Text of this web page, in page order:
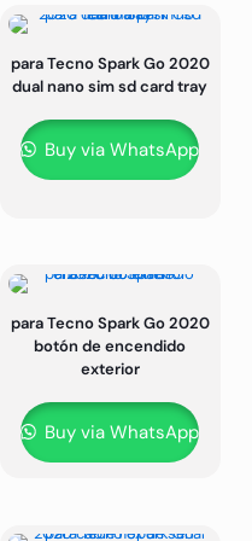
para Tecno Spark Go 2020
dual nano sim sd card tray
Buy via WhatsApp
para Tecno Spark Go 2020
botón de encendido
exterior
Buy via WhatsApp